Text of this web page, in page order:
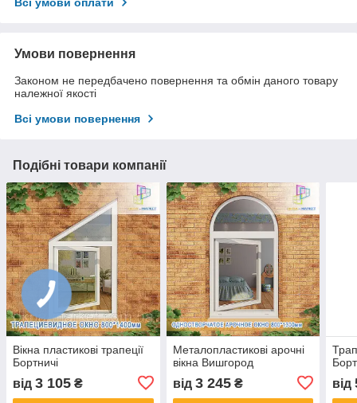
Всі умови оплати
Умови повернення
Законом не передбачено повернення та обмін даного товару
належної якості
Всі умови повернення
Подібні товари компанії
Вікна пластикові трапеції
Бортничі
від 3 105 ₴
Металопластикові арочні
вікна Вишгород
від 3 245₴ від